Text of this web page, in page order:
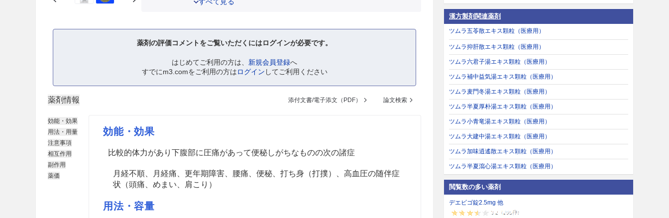
薬剤の評価コメントをご覧いただくにはログインが必要です。
はじめてご利用の方は、 新規会員登録へ
すでにm3.comをご利用の方はログイン してご利用ください
薬剤情報 添付文書/電子添文（PDF） 論文検索
効能・効果
用法・用量
注意事項
相互作用
副作用
薬価
効能・効果
比較的体力があり下腹部に圧痛があって便秘しがちなものの次の諸症
月経不順、月経痛、更年期障害、腰痛、便秘、打ち身（打撲）、高血圧の随伴症
状（頭痛、めまい、肩こり）
用法・容量
漢方製剤関連薬剤
ツムラ五苓散エキス顆粒（医療用）
ツムラ抑肝散エキス顆粒（医療用）
ツムラ六君子湯エキス顆粒（医療用）
ツムラ補中益気湯エキス顆粒（医療用）
ツムラ麦門冬湯エキス顆粒（医療用）
ツムラ半夏厚朴湯エキス顆粒（医療用）
ツムラ小青竜湯エキス顆粒（医療用）
ツムラ大建中湯エキス顆粒（医療用）
ツムラ加味逍遙散エキス顆粒（医療用）
ツムラ半夏瀉心湯エキス顆粒（医療用）
閲覧数の多い薬剤
デエビゴ錠2.5mg 他